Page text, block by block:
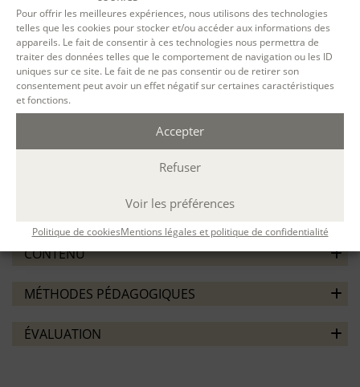
Pour offrir les meilleures expériences, nous utilisons des technologies
telles que les cookies pour stocker et/ou accéder aux informations des
appareils. Le fait de consentir à ces technologies nous permettra de
traiter des données telles que le comportement de navigation ou les ID
uniques sur ce site. Le fait de ne pas consentir ou de retirer son
consentement peut avoir un effet négatif sur certaines caractéristiques
et fonctions.
Accepter
Refuser
Voir les préférences
Politique de cookiesMentions légales et politique de confidentialité
Repérer les conditions de contexte et de cadre qui
aident à l’émergence d’un travail d’écriture, quelles que
soient les difficultés des participants
Concevoir des dispositifs adaptés et des stratégies
adéquates pour animer des ateliers avec des détenus,
psychotiques, sans domicile…
Conduire des ateliers en collaboration avec l’équipe
Élaborer un projet d’intervention en lien avec son projet
CONTENU
MÉTHODES PÉDAGOGIQUES
ÉVALUATION